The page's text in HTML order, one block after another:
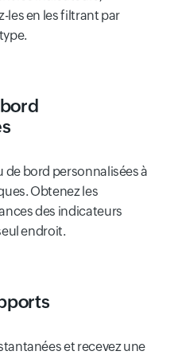
les en les filtrant par
de bord personnalisées à
Obtenez les
des indicateurs
endroit.
et recevez une